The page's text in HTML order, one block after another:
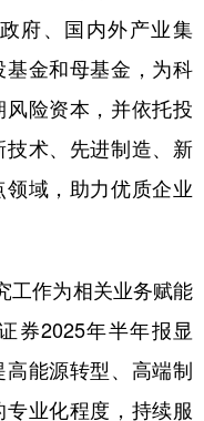
府、国内外产业集
基金和母基金，为科
险资本，并依托投
技术、先进制造、新
域，助力优质企业
作为相关业务赋能
券2025年半年报显
能源转型、高端制
业化程度，持续服